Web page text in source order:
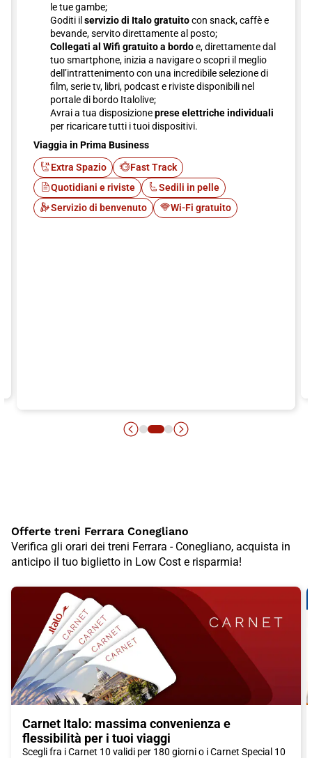
le tue gambe;
Goditi il servizio di Italo gratuitocon snack, caffè e
bevande, servito direttamente al posto;
Collegati al Wifi gratuito a bordoe, direttamente dal
tuo smartphone, inizia a navigare o scopri il meglio
dell’intrattenimento con una incredibile selezione di
film, serie tv, libri, podcast e riviste disponibili nel
portale di bordo Italolive;
Avrai a tua disposizioneprese elettriche individuali
per ricaricare tutti i tuoi dispositivi.
Viaggia in Prima Business
Extra Spazio
Fast Track
Quotidiani e riviste
Sedili in pelle
Servizio di benvenuto
Wi-Fi gratuito
Offerte treni Ferrara Conegliano
Verifica gli orari dei treni Ferrara - Conegliano, acquista in
anticipo il tuo biglietto in Low Cost e risparmia!
Carnet Italo: massima convenienza e
flessibilità per i tuoi viaggi
Scegli fra i Carnet 10 validi per 180 giorni o i Carnet Special 10